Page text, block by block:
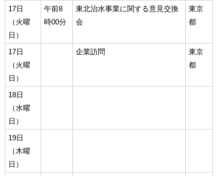
17日
（火曜
日）
午前8
時00分
東北治水事業に関する意見交換
会
東京
都
17日
（火曜
日）
企業訪問
東京
都
18日
（水曜
日）
19日
（木曜
日）